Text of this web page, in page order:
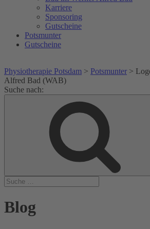
Karriere
Sponsoring
Gutscheine
Potsmunter
Gutscheine
Physiotherapie Potsdam > Potsmunter >
Alfred Bad (WAB)
Suche nach:
Blog